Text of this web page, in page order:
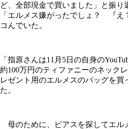
ど、全部現金で買いました」と振り
「エルメス嫌がったでしょ？ 『
コんでいた。
「指原さんは11月5日の自身の
約100万円のティファニーのネック
レゼント用のエルメスのバッグを買
た。
母のために、ピアスを探してエル